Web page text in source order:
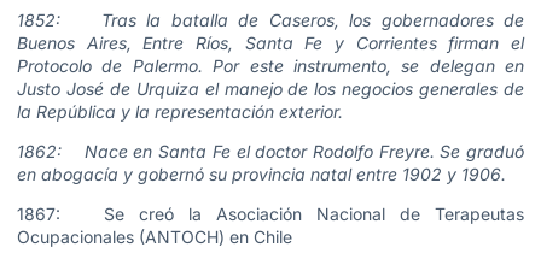
1852: Tras la batalla de Caseros, los gobernadores de
Buenos Aires, Entre Ríos, Santa Fe y Corrientes firman el
Protocolo de Palermo. Por este instrumento, se delegan en
Justo José de Urquiza el manejo de los negocios generales de
la República y la representación exterior.
1862: Nace en Santa Fe el doctor Rodolfo Freyre. Se graduó
en abogacía y gobernó su provincia natal entre 1902 y 1906.
1867: Se creó la Asociación Nacional de Terapeutas
Ocupacionales (ANTOCH) en Chile